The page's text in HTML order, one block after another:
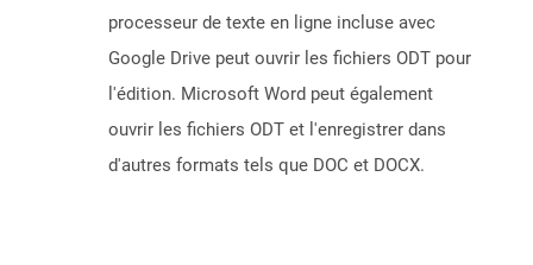
processeur de texte en ligne incluse avec
Google Drive peut ouvrir les fichiers ODT pour
l'édition. Microsoft Word peut également
ouvrir les fichiers ODT et l'enregistrer dans
d'autres formats tels que DOC et DOCX.